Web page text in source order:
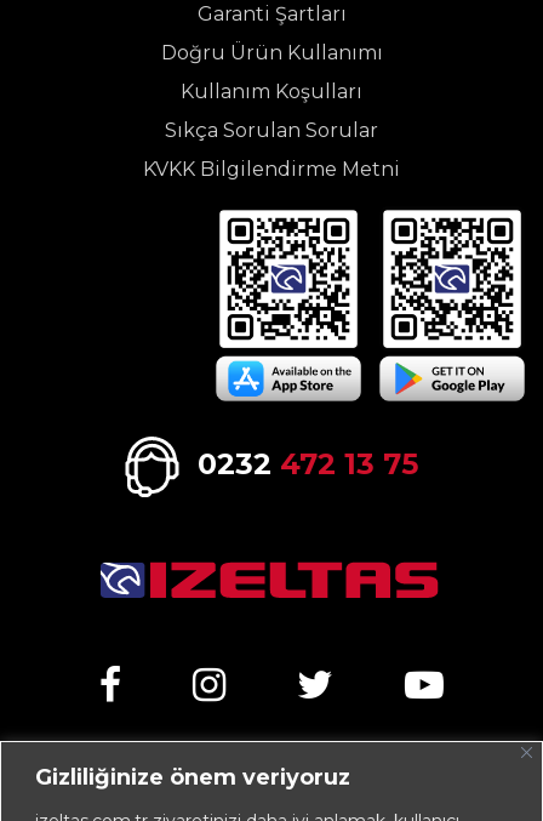
Gizliliğinize önem veriyoruz
Garanti Şartları
Doğru Ürün Kullanımı
Kullanım Koşulları
Sıkça Sorulan Sorular
KVKK Bilgilendirme Metni
0232 472 13 75